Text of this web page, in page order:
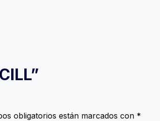
obligatorios están marcados con *